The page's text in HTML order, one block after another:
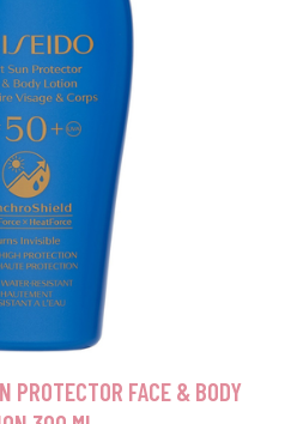
PROTECTOR FACE & BODY